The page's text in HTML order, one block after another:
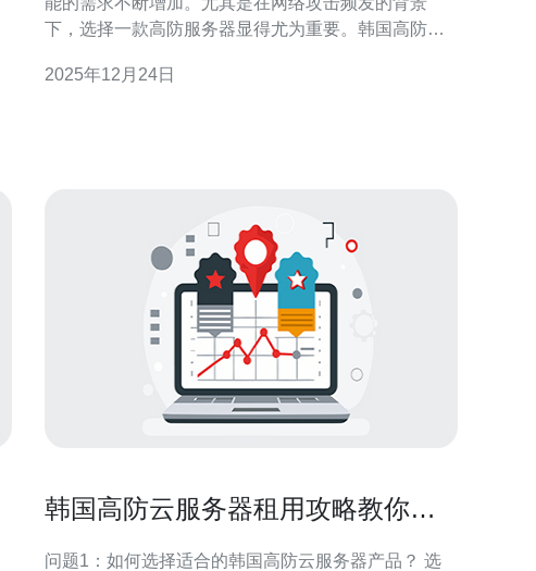
下，选择一款高防服务器显得尤为重要。韩国高防服
首选。 首先，韩国高防服务器的网络防护能力非常强
2025年12月24日
韩国高防云服务器租用攻略教你如
问题1：如何选择适合的韩国高防云服务器产品？ 选